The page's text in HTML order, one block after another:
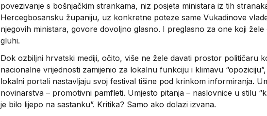
povezivanje s bošnjačkim strankama, niz posjeta ministara iz tih
Hercegbosansku županiju, uz konkretne poteze same Vukadinove
njegovih ministara, govore dovoljno glasno. I preglasno za one koji žele
gluhi.
Dok ozbiljni hrvatski mediji, očito, više ne žele davati prostor političaru
nacionalne vrijednosti zamijenio za lokalnu funkciju i klimavu
lokalni portali nastavljaju svoj festival tišine pod krinkom informiranja.
novinarstva – promotivni pamfleti. Umjesto pitanja – naslovnice u stilu
je bilo lijepo na sastanku”. Kritika? Samo ako dolazi izvana.